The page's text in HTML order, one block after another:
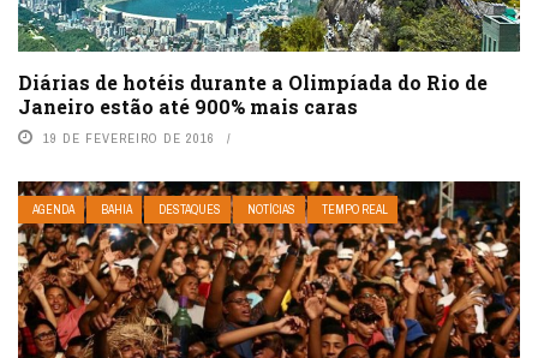
Diárias de hotéis durante a Olimpíada do Rio de
Janeiro estão até 900% mais caras
19 DE FEVEREIRO DE 2016
AGENDA BAHIA DESTAQUES NOTÍCIAS TEMPO REAL